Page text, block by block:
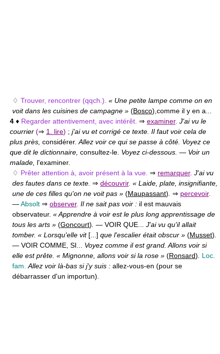
♢ Trouver, rencontrer (qqch.). « Une petite lampe comme on en
voit dans les cuisines de campagne » (Bosco), comme il y en a...
4 ♦ Regarder attentivement, avec intérêt. ⇒ examiner. J'ai vu le
courrier (⇒ 1. lire) ; j'ai vu et corrigé ce texte. Il faut voir cela de
plus près, considérer. Allez voir ce qui se passe à côté. Voyez ce
que dit le dictionnaire, consultez-le. Voyez ci-dessous. — Voir un
malade, l'examiner.
♢ Prêter attention à, avoir présent à la vue. ⇒ remarquer. J'ai vu
des fautes dans ce texte. ⇒ découvrir. « Laide, plate, insignifiante,
une de ces filles qu'on ne voit pas » (Maupassant) ⇒ percevoir.
—Absolt ⇒ observer. Il ne sait pas voir : il est mauvais
observateur. « Apprendre à voir est le plus long apprentissage de
tous les arts » (Goncourt) — VOIR QUE... J'ai vu qu'il allait
tomber. « Lorsqu'elle vit [...] que l'escalier était obscur » (Musset)
— VOIR COMME, SI... Voyez comme il est grand. Allons voir si
elle est prête. « Mignonne, allons voir si la rose » (Ronsard)
Loc.
fam. Allez voir là-bas si j'y suis : allez-vous-en (pour se
débarrasser d'un importun).